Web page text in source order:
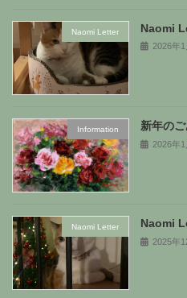
Naomi Letter Naomi
2026年1
Information 新年の
2026年1
Naomi Letter Naomi
2025年